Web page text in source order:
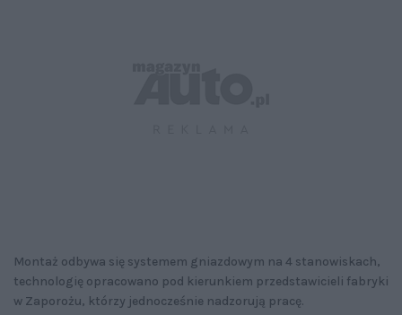
Montaż odbywa się systemem gniazdowym na 4 stanowiskach,
technologię opracowano pod kierunkiem przedstawicieli fabryki
w Zaporożu, którzy jednocześnie nadzorują pracę.